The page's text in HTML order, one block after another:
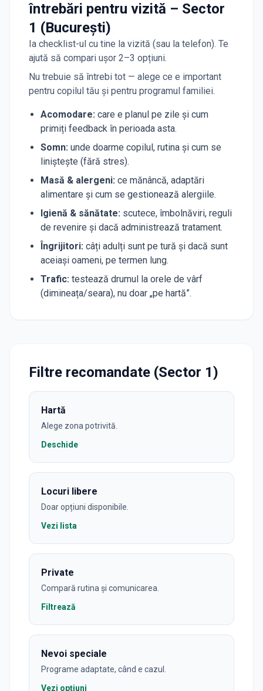
întrebări pentru vizită – Sector
1 (București)
Ia checklist-ul cu tine la vizită (sau la telefon). Te
ajută să compari ușor 2–3 opțiuni.
Nu trebuie să întrebi tot — alege ce e important
pentru copilul tău și pentru programul familiei.
Acomodare: care e planul pe zile și cum
primiți feedback în perioada asta.
Somn: unde doarme copilul, rutina și cum se
liniștește (fără stres).
Masă & alergeni: ce mănâncă, adaptări
alimentare și cum se gestionează alergiile.
Igienă & sănătate: scutece, îmbolnăviri, reguli
de revenire și dacă administrează tratament.
Îngrijitori: câți adulți sunt pe tură și dacă sunt
aceiași oameni, pe termen lung.
Trafic: testează drumul la orele de vârf
(dimineața/seara), nu doar „pe hartă”.
Filtre recomandate (Sector 1)
Hartă
Alege zona potrivită.
Deschide
Locuri libere
Doar opțiuni disponibile.
Vezi lista
Private
Compară rutina și comunicarea.
Filtrează
Nevoi speciale
Programe adaptate, când e cazul.
Vezi opțiuni